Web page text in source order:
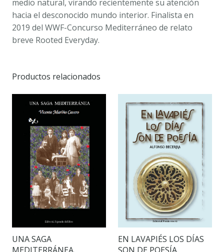
medio natural, virando recientemente su atención
hacia el desconocido mundo interior. Finalista en
2019 del WWF-Concurso Mediterráneo de relato
breve Rooted Everyday.
Productos relacionados
UNA SAGA
EN LAVAPIÉS LOS DÍAS